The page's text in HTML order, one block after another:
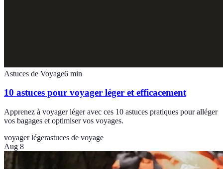
Astuces de Voyage6 min
10 astuces pour voyager léger et efficacement
Apprenez à voyager léger avec ces 10 astuces pratiques pour alléger
vos bagages et optimiser vos voyages.
voyager légerastuces de voyage
Aug 8